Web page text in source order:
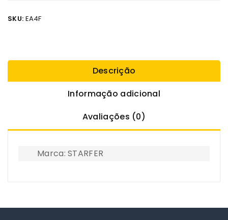
SKU: EA4F
Descrição
Informação adicional
Avaliações (0)
Marca: STARFER